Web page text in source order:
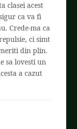
clasei acest
ca va fi
Crede-ma ca
ci simt
din plin.
sa lovesti un
a cazut